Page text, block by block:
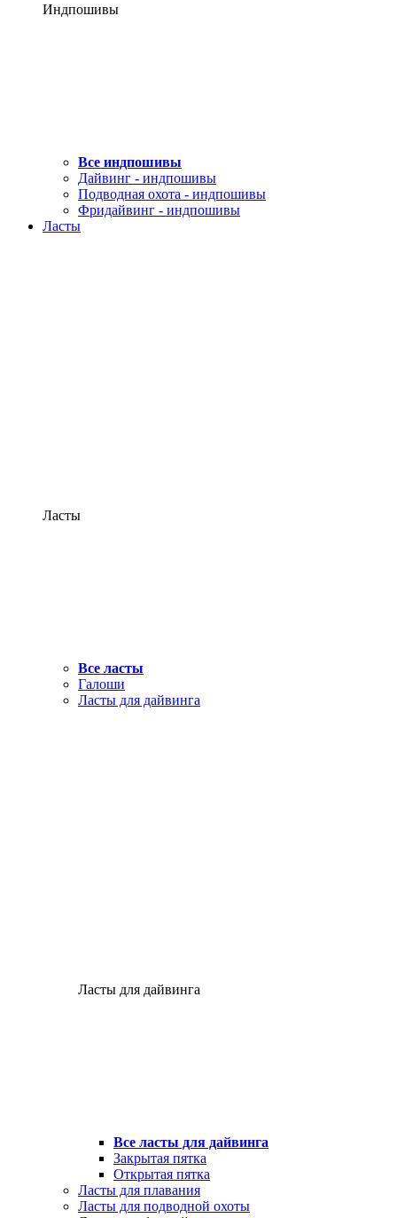
Индпошивы
Все индпошивы
Дайвинг - индпошивы
Подводная охота - индпошивы
Фридайвинг - индпошивы
Ласты
Ласты
Все ласты
Галоши
Ласты для дайвинга
Ласты для дайвинга
Все ласты для дайвинга
Закрытая пятка
Открытая пятка
Ласты для плавания
Ласты для подводной охоты